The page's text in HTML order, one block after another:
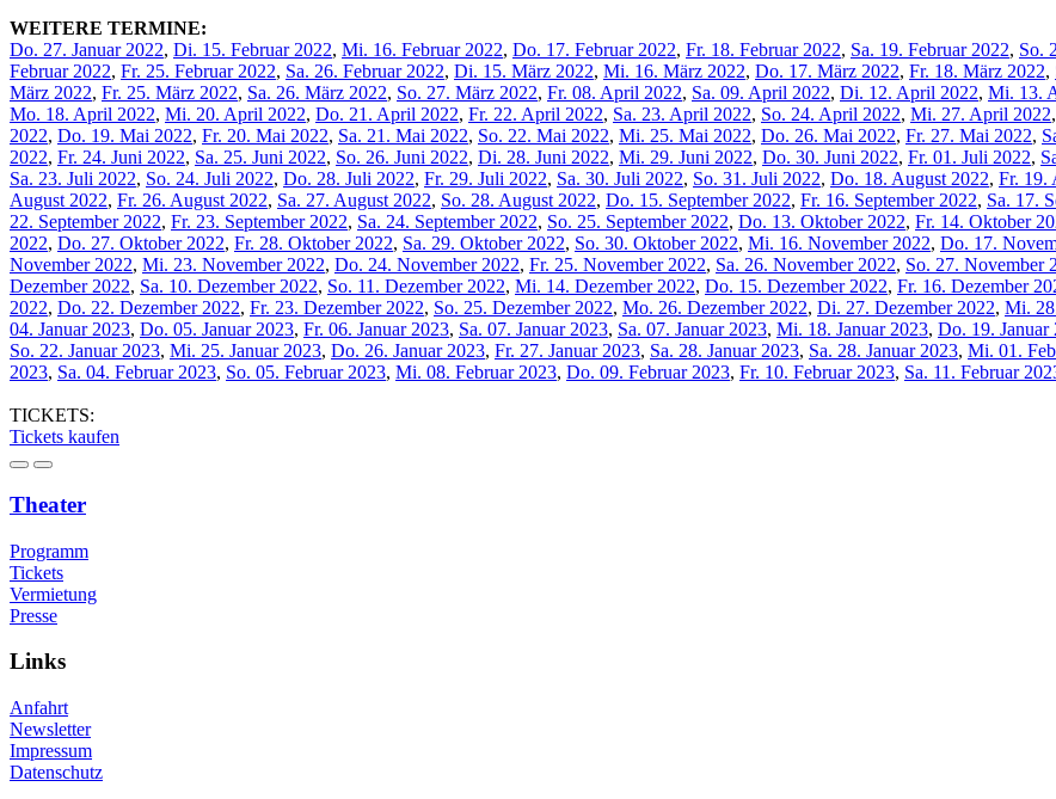
WEITERE TERMINE:
Do. 27. Januar 2022, Di. 15. Februar 2022, Mi. 16. Februar 2022, Do. 17. Februar 2022, Fr. 18. Februar 2022, Sa. 19. Februar 2022, So.
Februar 2022, Fr. 25. Februar 2022, Sa. 26. Februar 2022, Di. 15. März 2022, Mi. 16. März 2022, Do. 17. März 2022, Fr. 18. März 2022,
März 2022, Fr. 25. März 2022, Sa. 26. März 2022, So. 27. März 2022, Fr. 08. April 2022, Sa. 09. April 2022, Di. 12. April 2022, Mi. 13.
Mo. 18. April 2022, Mi. 20. April 2022, Do. 21. April 2022, Fr. 22. April 2022, Sa. 23. April 2022, So. 24. April 2022, Mi. 27. April 2022,
2022, Do. 19. Mai 2022, Fr. 20. Mai 2022, Sa. 21. Mai 2022, So. 22. Mai 2022, Mi. 25. Mai 2022, Do. 26. Mai 2022, Fr. 27. Mai 2022,
2022, Fr. 24. Juni 2022, Sa. 25. Juni 2022, So. 26. Juni 2022, Di. 28. Juni 2022, Mi. 29. Juni 2022, Do. 30. Juni 2022, Fr. 01. Juli 2022,
Sa. 23. Juli 2022, So. 24. Juli 2022, Do. 28. Juli 2022, Fr. 29. Juli 2022, Sa. 30. Juli 2022, So. 31. Juli 2022, Do. 18. August 2022, Fr. 19.
August 2022, Fr. 26. August 2022, Sa. 27. August 2022, So. 28. August 2022, Do. 15. September 2022, Fr. 16. September 2022, Sa. 17.
22. September 2022, Fr. 23. September 2022, Sa. 24. September 2022, So. 25. September 2022, Do. 13. Oktober 2022, Fr. 14. Oktober
2022, Do. 27. Oktober 2022, Fr. 28. Oktober 2022, Sa. 29. Oktober 2022, So. 30. Oktober 2022, Mi. 16. November 2022, Do. 17.
November 2022, Mi. 23. November 2022, Do. 24. November 2022, Fr. 25. November 2022, Sa. 26. November 2022, So. 27. November
Dezember 2022, Sa. 10. Dezember 2022, So. 11. Dezember 2022, Mi. 14. Dezember 2022, Do. 15. Dezember 2022, Fr. 16. Dezember
2022, Do. 22. Dezember 2022, Fr. 23. Dezember 2022, So. 25. Dezember 2022, Mo. 26. Dezember 2022, Di. 27. Dezember 2022, Mi.
04. Januar 2023, Do. 05. Januar 2023, Fr. 06. Januar 2023, Sa. 07. Januar 2023, Sa. 07. Januar 2023, Mi. 18. Januar 2023, Do. 19. Januar
So. 22. Januar 2023, Mi. 25. Januar 2023, Do. 26. Januar 2023, Fr. 27. Januar 2023, Sa. 28. Januar 2023, Sa. 28. Januar 2023, Mi. 01.
2023, Sa. 04. Februar 2023, So. 05. Februar 2023, Mi. 08. Februar 2023, Do. 09. Februar 2023, Fr. 10. Februar 2023, Sa. 11. Februar
TICKETS:
Tickets kaufen
Theater
Programm
Tickets
Vermietung
Presse
Links
Anfahrt
Newsletter
Impressum
Datenschutz